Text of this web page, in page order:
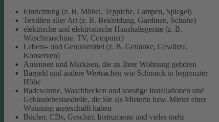
Einrichtung (z. B. Möbel, Teppiche, Lampen, Spiegel)
Textilien aller Art (z. B. Bekleidung, Gardinen, Schuhe)
elektrische und elektronische Haushaltsgeräte (z. B.
Waschmaschine, TV, Computer)
Lebens- und Genussmittel (z. B. Getränke, Gewürze,
Konserven)
Antennen und Markisen, die zu Ihrer Wohnung gehören
Bargeld und andere Wertsachen wie Schmuck in begrenzter
Höhe
Badewanne, Waschbecken und sonstige Installationen und
Gebäudebestandteile, die Sie als Mieterin bzw. Mieter einer
Wohnung angeschafft haben
Bücher, CDs, Geschirr, Instrumente und vieles mehr